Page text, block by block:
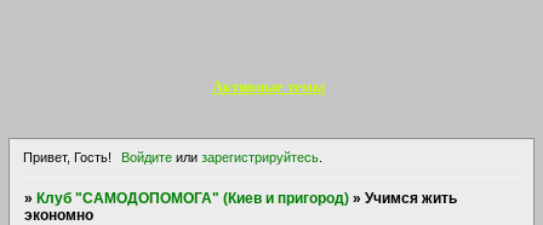
Активные темы
Привет, Гость! Войдите илизарегистрируйтесь
» Клуб "САМОДОПОМОГА" (Киев и пригород) » Учимся жить
экономно